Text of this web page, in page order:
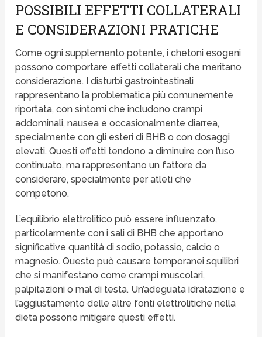
POSSIBILI EFFETTI COLLATERALI
E CONSIDERAZIONI PRATICHE
Come ogni supplemento potente, i chetoni esogeni
possono comportare effetti collaterali che meritano
considerazione. I disturbi gastrointestinali
rappresentano la problematica più comunemente
riportata, con sintomi che includono crampi
addominali, nausea e occasionalmente diarrea,
specialmente con gli esteri di BHB o con dosaggi
elevati. Questi effetti tendono a diminuire con l’uso
continuato, ma rappresentano un fattore da
considerare, specialmente per atleti che
competono.
L’equilibrio elettrolitico può essere influenzato,
particolarmente con i sali di BHB che apportano
significative quantità di sodio, potassio, calcio o
magnesio. Questo può causare temporanei squilibri
che si manifestano come crampi muscolari,
palpitazioni o mal di testa. Un’adeguata idratazione e
l’aggiustamento delle altre fonti elettrolitiche nella
dieta possono mitigare questi effetti.